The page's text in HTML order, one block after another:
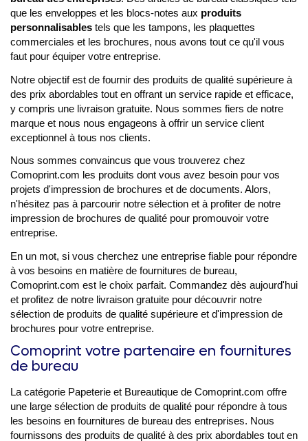
que les enveloppes et les blocs-notes aux produits
personnalisables tels que les tampons, les plaquettes
commerciales et les brochures, nous avons tout ce qu'il vous
faut pour équiper votre entreprise.
Notre objectif est de fournir des produits de qualité supérieure à
des prix abordables tout en offrant un service rapide et efficace,
y compris une livraison gratuite. Nous sommes fiers de notre
marque et nous nous engageons à offrir un service client
exceptionnel à tous nos clients.
Nous sommes convaincus que vous trouverez chez
Comoprint.com les produits dont vous avez besoin pour vos
projets d'impression de brochures et de documents. Alors,
n'hésitez pas à parcourir notre sélection et à profiter de notre
impression de brochures de qualité pour promouvoir votre
entreprise.
En un mot, si vous cherchez une entreprise fiable pour répondre
à vos besoins en matière de fournitures de bureau,
Comoprint.com est le choix parfait. Commandez dès aujourd'hui
et profitez de notre livraison gratuite pour découvrir notre
sélection de produits de qualité supérieure et d'impression de
brochures pour votre entreprise.
Comoprint votre partenaire en fournitures
de bureau
La catégorie Papeterie et Bureautique de Comoprint.com offre
une large sélection de produits de qualité pour répondre à tous
les besoins en fournitures de bureau des entreprises. Nous
fournissons des produits de qualité à des prix abordables tout en